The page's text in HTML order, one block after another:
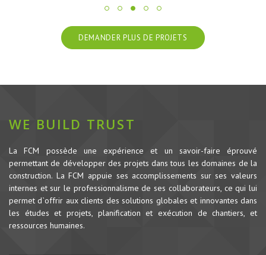
DEMANDER PLUS DE PROJETS
WE BUILD TRUST
La FCM possède une expérience et un savoir-faire éprouvé
permettant de développer des projets dans tous les domaines de la
construction. La FCM appuie ses accomplissements sur ses valeurs
internes et sur le professionnalisme de ses collaborateurs, ce qui lui
permet d`offrir aux clients des solutions globales et innovantes dans
les études et projets, planification et exécution de chantiers, et
ressources humaines.